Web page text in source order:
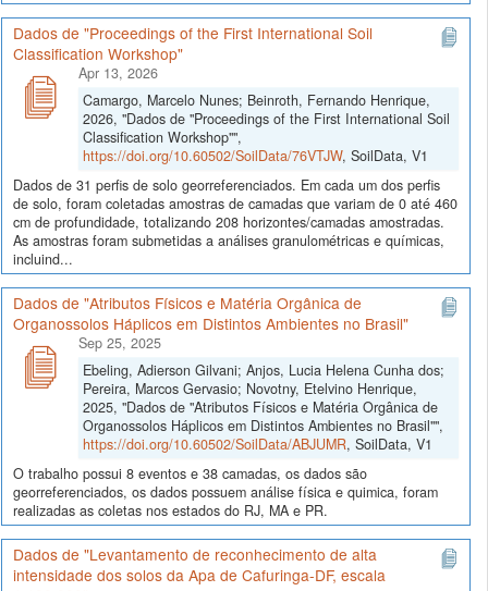
Dados de "Proceedings of the First International Soil
Classification Workshop"
Apr 13, 2026
Camargo, Marcelo Nunes; Beinroth, Fernando Henrique,
2026, "Dados de "Proceedings of the First International Soil
Classification Workshop"",
https://doi.org/10.60502/SoilData/76VTJW, SoilData, V1
Dados de 31 perfis de solo georreferenciados. Em cada um dos perfis
de solo, foram coletadas amostras de camadas que variam de 0 até 460
cm de profundidade, totalizando 208 horizontes/camadas amostradas.
As amostras foram submetidas a análises granulométricas e químicas,
incluind...
Dados de "Atributos Físicos e Matéria Orgânica de
Organossolos Háplicos em Distintos Ambientes no Brasil"
Sep 25, 2025
Ebeling, Adierson Gilvani; Anjos, Lucia Helena Cunha dos;
Pereira, Marcos Gervasio; Novotny, Etelvino Henrique,
2025, "Dados de "Atributos Físicos e Matéria Orgânica de
Organossolos Háplicos em Distintos Ambientes no Brasil"",
https://doi.org/10.60502/SoilData/ABJUMR, SoilData, V1
O trabalho possui 8 eventos e 38 camadas, os dados são
georreferenciados, os dados possuem análise física e quimica, foram
realizadas as coletas nos estados do RJ, MA e PR.
Dados de "Levantamento de reconhecimento de alta
intensidade dos solos da Apa de Cafuringa-DF, escala